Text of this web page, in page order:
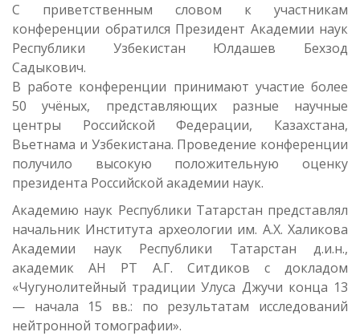
С приветственным словом к участникам
конференции обратился Президент Академии наук
Республики Узбекистан Юлдашев Бехзод
Садыкович.
В работе конференции принимают участие более
50 учёных, представляющих разные научные
центры Российской Федерации, Казахстана,
Вьетнама и Узбекистана. Проведение конференции
получило высокую положительную оценку
президента Российской академии наук.
Академию наук Республики Татарстан представлял
начальник Института археологии им. А.Х. Халикова
Академии наук Республики Татарстан д.и.н.,
академик АН РТ А.Г. Ситдиков с докладом
«Чугунолитейный традиции Улуса Джучи конца 13
— начала 15 вв.: по результатам исследований
нейтронной томографии».